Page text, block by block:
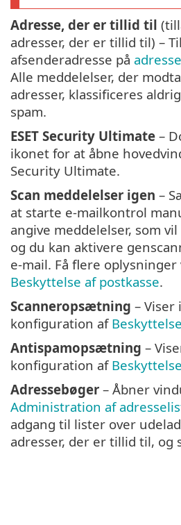
Adresse, der er tillid til
adresser, der er tillid til) –
afsenderadresse på
Alle meddelelser, der
adresser, klassificeres
spam.
ESET Security Ultimate –
ikonet for at åbne
Security Ultimate.
Scan meddelelser igen –
at starte e-mailkontrol
angive meddelelser, som
og du kan aktivere
e-mail. Få flere oplysninger
Beskyttelse af postkasse.
Scanneropsætning –
konfiguration af
Antispamopsætning –
konfiguration af
Adressebøger – Åbner
Administration af
adgang til lister over
adresser, der er tillid til, og